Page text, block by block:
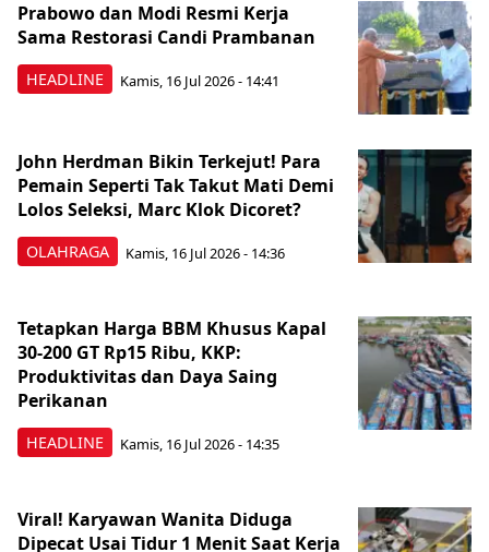
HEADLINE
Prabowo dan Modi Resmi Kerja
Sama Restorasi Candi Prambanan
Kamis, 16 Jul 2026 - 14:41
OLAHRAGA
John Herdman Bikin Terkejut! Para
Pemain Seperti Tak Takut Mati Demi
Lolos Seleksi, Marc Klok Dicoret?
Kamis, 16 Jul 2026 - 14:36
HEADLINE
Tetapkan Harga BBM Khusus Kapal
30-200 GT Rp15 Ribu, KKP:
Produktivitas dan Daya Saing
Perikanan
Kamis, 16 Jul 2026 - 14:35
Viral! Karyawan Wanita Diduga
Dipecat Usai Tidur 1 Menit Saat Kerja